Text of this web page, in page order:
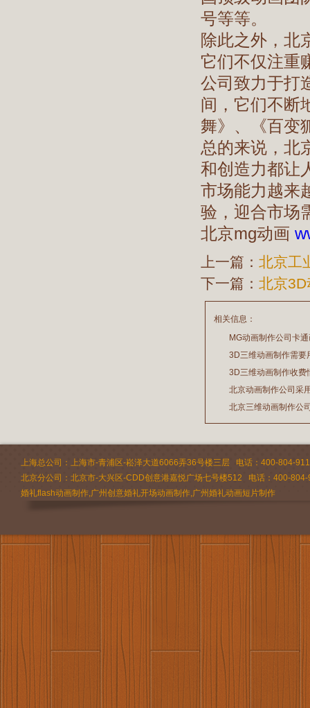
号等等。
除此之外，北
它们不仅注重
公司致力于打
间，它们不断
舞》、《百变
总的来说，北
和创造力都让
市场能力越来
验，迎合市场
北京mg动画
上一篇： 北京工
下一篇： 北京
相关信息：
MG动画制作公司卡
2026/07/21
3D三维动画制作需要
2026/03/19
3D三维动画制作收费
2026/02/28
北京动画制作公司采
2026/02/24
北京三维动画制作公
2026/02/09
上海总公司：上海市-青浦区-崧泽大道6066弄36号楼三层 电话：400-804-
北京分公司：北京市-大兴区-CDD创意港嘉悦广场七号楼512 电话：400-
婚礼flash动画制作,广州创意婚礼开场动画制作,广州婚礼动画短片制作